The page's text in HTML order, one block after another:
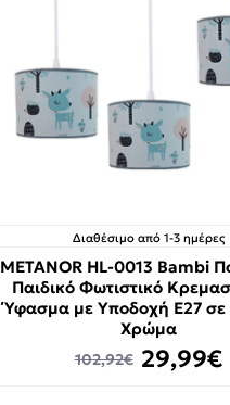
Διαθέσιμο από 1-3 ημέρες
METANOR HL-0013 Bambi
Παιδικό Φωτιστικό
Ύφασμα με Υποδοχή E27 σε
Χρώμα
29,99€
102,92€